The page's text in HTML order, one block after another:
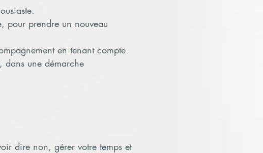
pour prendre un nouveau
en tenant compte
dans une démarche
dire non, gérer votre temps et